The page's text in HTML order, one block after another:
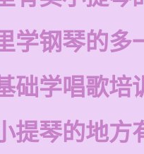
学钢琴的多
础学唱歌培
提琴的地方